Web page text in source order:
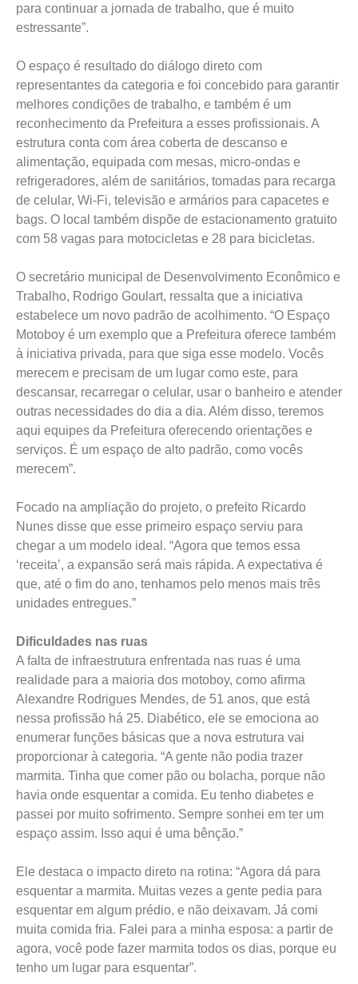
para continuar a jornada de trabalho, que é muito
estressante”.
O espaço é resultado do diálogo direto com
representantes da categoria e foi concebido para garantir
melhores condições de trabalho, e também é um
reconhecimento da Prefeitura a esses profissionais. A
estrutura conta com área coberta de descanso e
alimentação, equipada com mesas, micro-ondas e
refrigeradores, além de sanitários, tomadas para recarga
de celular, Wi-Fi, televisão e armários para capacetes e
bags. O local também dispõe de estacionamento gratuito
com 58 vagas para motocicletas e 28 para bicicletas.
O secretário municipal de Desenvolvimento Econômico e
Trabalho, Rodrigo Goulart, ressalta que a iniciativa
estabelece um novo padrão de acolhimento. “O Espaço
Motoboy é um exemplo que a Prefeitura oferece também
à iniciativa privada, para que siga esse modelo. Vocês
merecem e precisam de um lugar como este, para
descansar, recarregar o celular, usar o banheiro e atender
outras necessidades do dia a dia. Além disso, teremos
aqui equipes da Prefeitura oferecendo orientações e
serviços. É um espaço de alto padrão, como vocês
merecem”.
Focado na ampliação do projeto, o prefeito Ricardo
Nunes disse que esse primeiro espaço serviu para
chegar a um modelo ideal. “Agora que temos essa
‘receita’, a expansão será mais rápida. A expectativa é
que, até o fim do ano, tenhamos pelo menos mais três
unidades entregues.”
Dificuldades nas ruas
A falta de infraestrutura enfrentada nas ruas é uma
realidade para a maioria dos motoboy, como afirma
Alexandre Rodrigues Mendes, de 51 anos, que está
nessa profissão há 25. Diabético, ele se emociona ao
enumerar funções básicas que a nova estrutura vai
proporcionar à categoria. “A gente não podia trazer
marmita. Tinha que comer pão ou bolacha, porque não
havia onde esquentar a comida. Eu tenho diabetes e
passei por muito sofrimento. Sempre sonhei em ter um
espaço assim. Isso aqui é uma bênção.”
Ele destaca o impacto direto na rotina: “Agora dá para
esquentar a marmita. Muitas vezes a gente pedia para
esquentar em algum prédio, e não deixavam. Já comi
muita comida fria. Falei para a minha esposa: a partir de
agora, você pode fazer marmita todos os dias, porque eu
tenho um lugar para esquentar”.